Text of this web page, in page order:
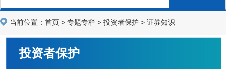
当前位置： 首页 > 专题专栏 > 投资者保护 > 证券知识
投资者保护